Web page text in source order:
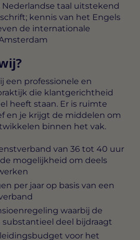
taal uitstekend
kennis van het Engels
de internationale
een professionele en
die klantgerichtheid
heeft staan. Er is ruimte
en je krijgt de middelen om
binnen het vak.
van 36 tot 40 uur
mogelijkheid om deels
per jaar op basis van een
waarbij de
deel bijdraagt
voor het